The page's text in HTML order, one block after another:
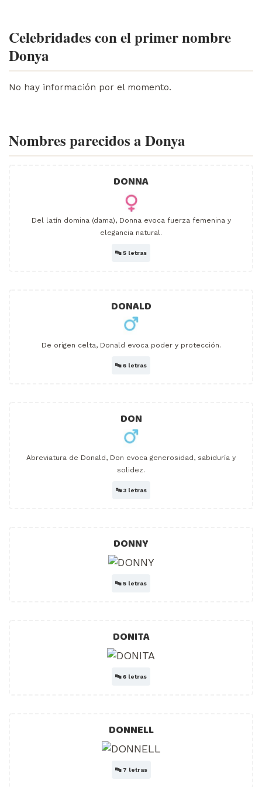
Celebridades con el primer nombre
Donya
No hay información por el momento.
Nombres parecidos a Donya
DONNA
Del latín domina (dama), Donna evoca fuerza femenina y
elegancia natural.
🔤5 letras
DONALD
De origen celta, Donald evoca poder y protección.
🔤6 letras
DON
Abreviatura de Donald, Don evoca generosidad, sabiduría y
solidez.
🔤3 letras
DONNY
🔤5 letras
DONITA
🔤6 letras
DONNELL
🔤 7 letras